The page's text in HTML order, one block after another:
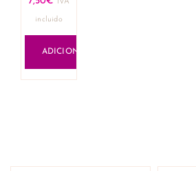
IVA
incluido
ADICIONAR